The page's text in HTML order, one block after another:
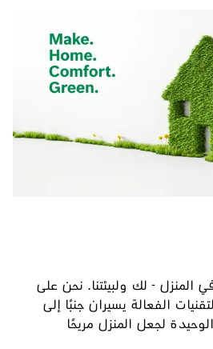
المنزل - لك ولبيئتنا. نحن على
الفعالة يسيران جنبًا إلى
لجعل المنزل مريحًا